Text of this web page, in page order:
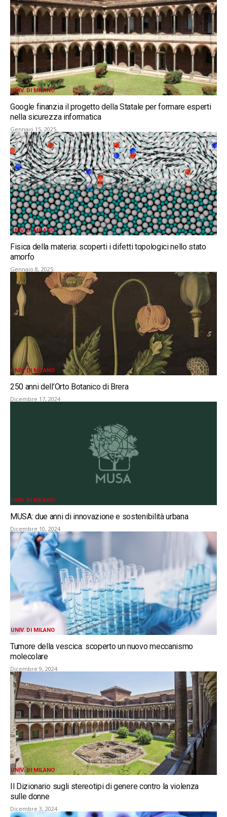
UNIV. DI MILANO
Google finanzia il progetto della Statale per formare esperti
nella sicurezza informatica
Gennaio 15, 2025
UNIV. DI MILANO
Fisica della materia: scoperti i difetti topologici nello stato
amorfo
Gennaio 8, 2025
UNIV. DI MILANO
250 anni dell’Orto Botanico di Brera
Dicembre 17, 2024
UNIV. DI MILANO
MUSA: due anni di innovazione e sostenibilità urbana
Dicembre 10, 2024
UNIV. DI MILANO
Tumore della vescica: scoperto un nuovo meccanismo
molecolare
Dicembre 9, 2024
UNIV. DI MILANO
Il Dizionario sugli stereotipi di genere contro la violenza
sulle donne
Dicembre 3, 2024